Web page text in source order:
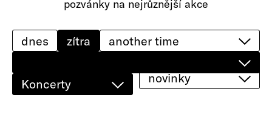
edu
pozvánky na nejrůznější akce
Koncerty
dnes zítra
novinky